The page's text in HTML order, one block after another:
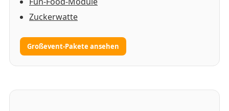
Zuckerwatte
Großevent-Pakete ansehen